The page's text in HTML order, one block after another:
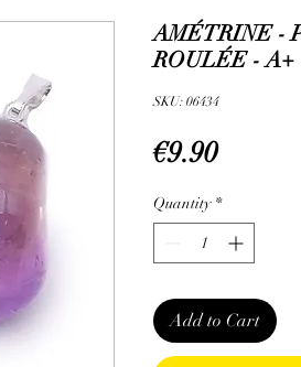
AMÉTRINE -
ROULÉE - A+
SKU: 06434
€9.90Price
Quantity *
Add to Cart